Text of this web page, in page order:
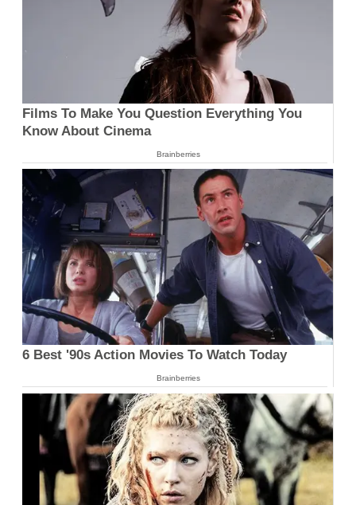
Films To Make You Question Everything You
Know About Cinema
Brainberries
6 Best '90s Action Movies To Watch Today
Brainberries